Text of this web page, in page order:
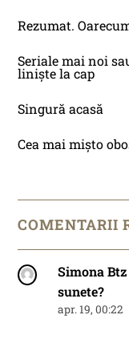
Rezumat.
Seriale mai noi
liniște la cap
Singură acasă
Cea mai mișto
COMENTARII
Simona Btz
sunete?
apr. 19, 00:22